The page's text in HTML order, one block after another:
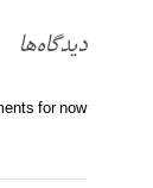
دیدگاه‌ها
for now.